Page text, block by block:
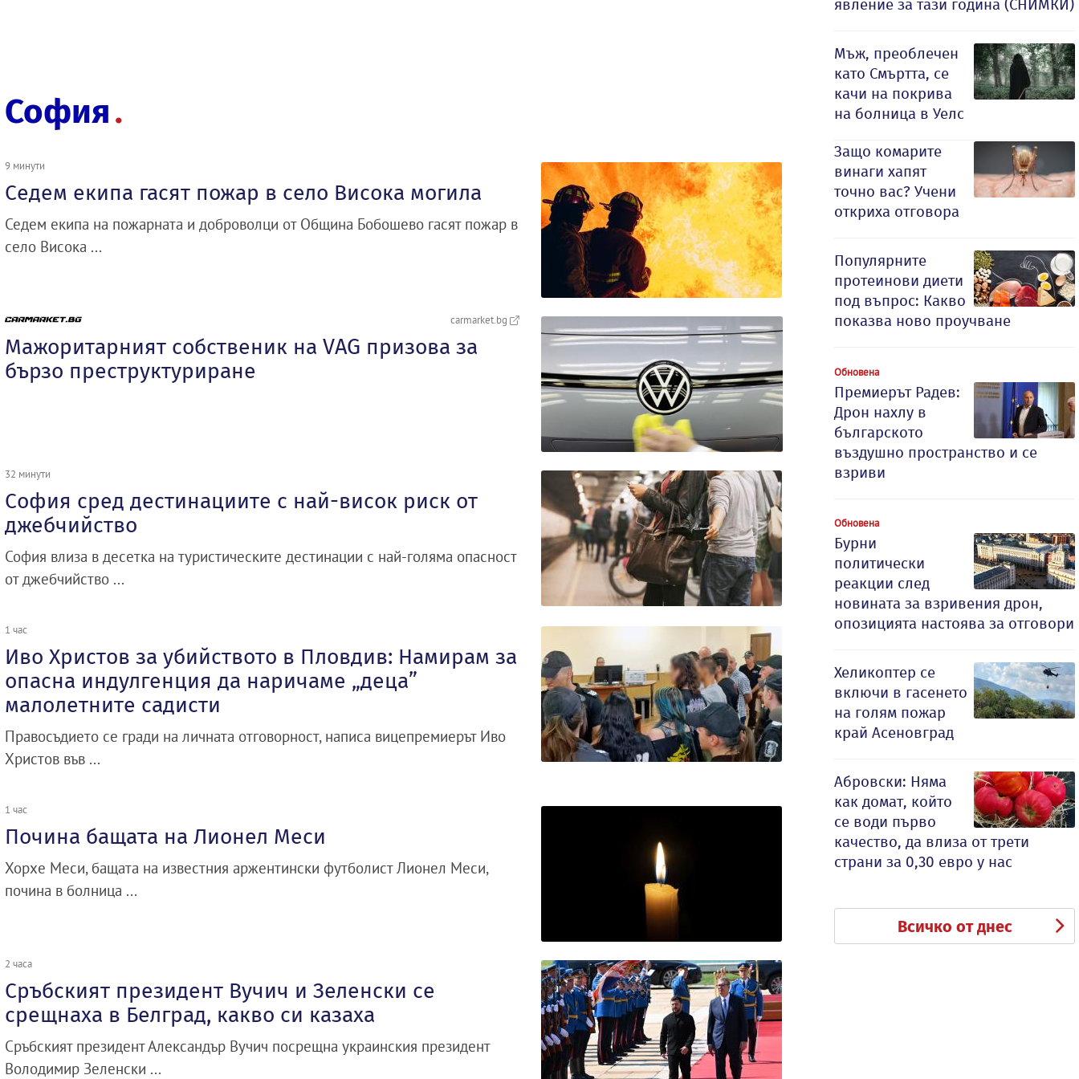
София
9 минути
Седем екипа гасят пожар в село Висока могила
Седем екипа на пожарната и доброволци от Община Бобошево гасят пожар в
село Висока ...
carmarket.bg
Мажоритарният собственик на VAG призова за
бързо преструктуриране
32 минути
София сред дестинациите с най-висок риск от
джебчийство
София влиза в десетка на туристическите дестинации с най-голяма опасност
от джебчийство ...
1 час
Иво Христов за убийството в Пловдив: Намирам за
опасна индулгенция да наричаме „деца”
малолетните садисти
Правосъдието се гради на личната отговорност, написа вицепремиерът Иво
Христов във ...
1 час
Почина бащата на Лионел Меси
Хорхе Меси, бащата на известния аржентински футболист Лионел Меси,
почина в болница ...
2 часа
Сръбският президент Вучич и Зеленски се
срещнаха в Белград, какво си казаха
Сръбският президент Александър Вучич посрещна украинския президент
Володимир Зеленски ...
явление за тази година (СНИМКИ)
Мъж, преоблечен
като Смъртта, се
качи на покрива
на болница в Уелс
Защо комарите
винаги хапят
точно вас? Учени
откриха отговора
Популярните
протеинови диети
под въпрос: Какво
показва ново проучване
Обновена
Премиерът Радев:
Дрон нахлу в
българското
въздушно пространство и се
взриви
Обновена
Бурни
политически
реакции след
новината за взривения дрон,
опозицията настоява за отговори
Хеликоптер се
включи в гасенето
на голям пожар
край Асеновград
Абровски: Няма
как домат, който
се води първо
качество, да влиза от трети
страни за 0,30 евро у нас
Всичко от днес